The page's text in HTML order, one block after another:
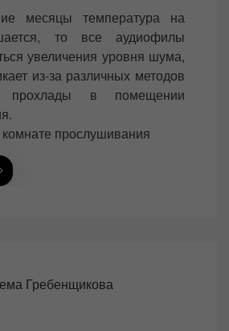
месяцы температура на
то все аудиофилы
увеличения уровня шума,
из-за различных методов
прохлады в помещении
прослушивания